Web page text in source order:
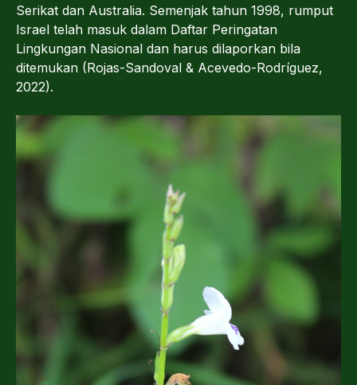
Serikat dan Australia. Semenjak tahun 1998, rumput
Israel telah masuk dalam Daftar Peringatan
Lingkungan Nasional dan harus dilaporkan bila
ditemukan (Rojas-Sandoval & Acevedo-Rodríguez,
2022).